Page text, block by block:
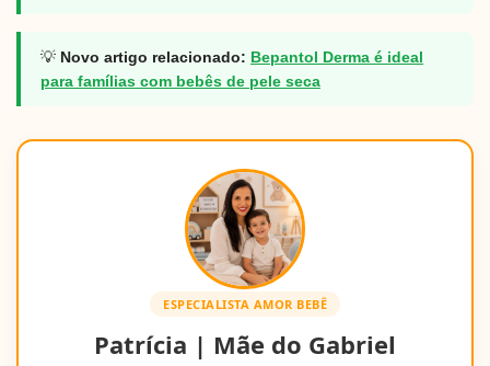
💡 Novo artigo relacionado: Bepantol Derma é ideal
para famílias com bebês de pele seca
ESPECIALISTA AMOR BEBÊ
Patrícia | Mãe do Gabriel